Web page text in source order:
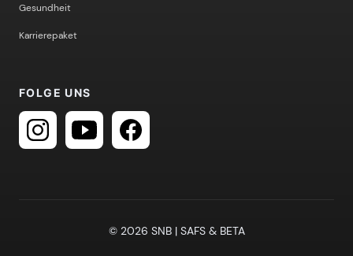
Gesundheit
Karrierepaket
FOLGE UNS
© 2026 SNB | SAFS & BETA